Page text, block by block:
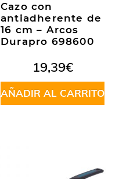
Cazo con
antiadherente de
16 cm – Arcos
Durapro 698600
19,39€
AÑADIR AL CARRITO